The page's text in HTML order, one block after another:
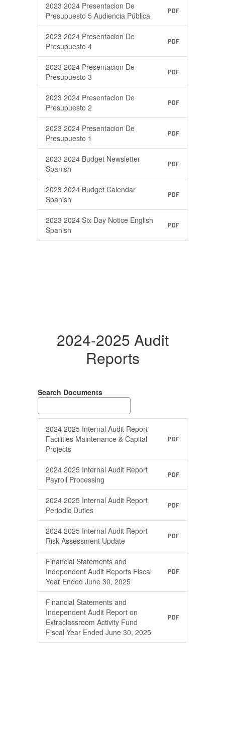
2023 2024 Presentacion De
Presupuesto 5 Audiencia Pública
PDF
2023 2024 Presentacion De
Presupuesto 4
PDF
2023 2024 Presentacion De
Presupuesto 3
PDF
2023 2024 Presentacion De
Presupuesto 2
PDF
2023 2024 Presentacion De
Presupuesto 1
PDF
2023 2024 Budget Newsletter
Spanish
PDF
2023 2024 Budget Calendar
Spanish
PDF
2023 2024 Six Day Notice English
Spanish
PDF
2024-2025 Audit
Reports
Search Documents
2024 2025 Internal Audit Report
Facilities Maintenance & Capital
Projects
PDF
2024 2025 Internal Audit Report
Payroll Processing
PDF
2024 2025 Internal Audit Report
Periodic Duties
PDF
2024 2025 Internal Audit Report
Risk Assessment Update
PDF
Financial Statements and
Independent Audit Reports Fiscal
Year Ended June 30, 2025
PDF
Financial Statements and
Independent Audit Report on
Extraclassroom Activity Fund
Fiscal Year Ended June 30, 2025
PDF